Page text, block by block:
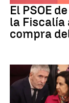
El PSOE
la Fiscalía
compra